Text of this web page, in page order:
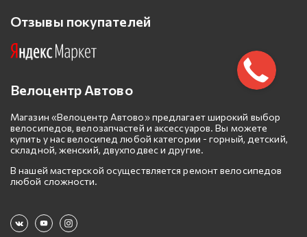
Отзывы покупателей
Велоцентр Автово
Магазин «Велоцентр Автово» предлагает широкий выбор
велосипедов, велозапчастей и аксессуаров. Вы можете
купить у нас велосипед любой категории - горный, детский,
складной, женский, двухподвес и другие.
В нашей мастерской осуществляется ремонт велосипедов
любой сложности.